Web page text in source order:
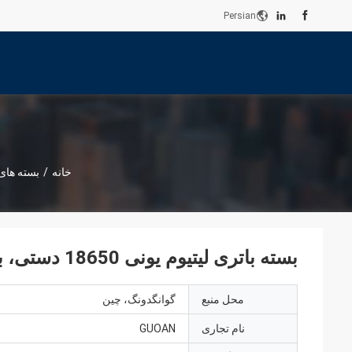
Persian
خانه / بسته
بسته باتری لیتیوم یونی 18650 دستی، بسته باتری 48 ولتی قابل شارژ 13s4p
محل منبع گوانگدونگ، چین
نام تجاری GUOAN